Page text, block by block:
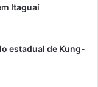
Itaguaí
estadual de Kung-